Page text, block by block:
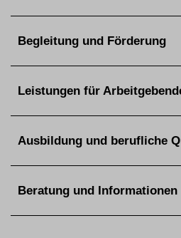
Begleitung und Förderung
Leistungen für
Ausbildung und berufliche
Beratung und Informationen